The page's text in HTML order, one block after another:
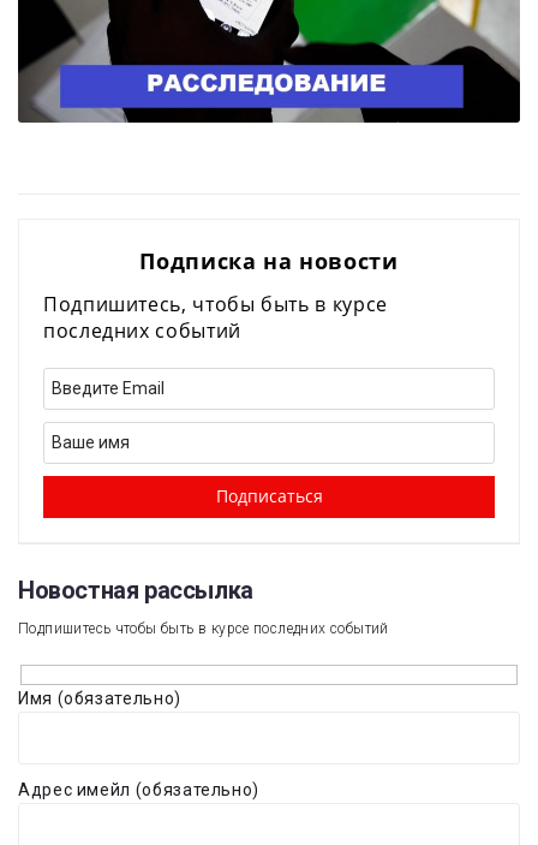
Подписка на новости
Подпишитесь, чтобы быть в курсе
последних событий
Новостная рассылка​
Подпишитесь чтобы быть в курсе последних событий
Имя (обязательно)
Адрес имейл (обязательно)